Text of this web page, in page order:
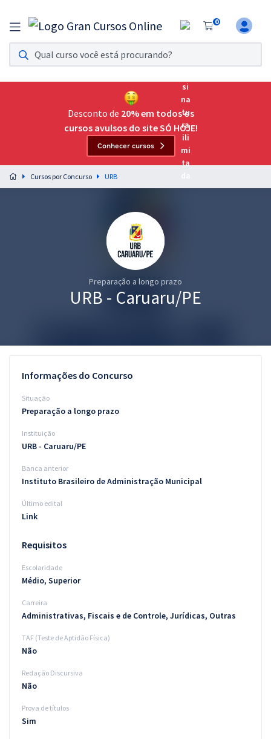
0
Assinatura Ilimitada 11
Acesso a todos os cursos. Teste grátis por 7 dias!
Assinatura OAB Até Passar
Acesso ilimitado a toda preparação para o Exame da
Preparação completa e intensiva para as principais
residências em saúde do Brasil
Questões grátis
Blog
Aprovados
Atendimento
Desconto de 20% em todos os
cursos avulsos do site SÓ HOJE!
Conhecer cursos
Cursos por Concurso URB
Preparação a longo prazo
URB - Caruaru/PE
Informações do Concurso
Situação
Preparação a longo prazo
Instituição
URB - Caruaru/PE
Banca anterior
Instituto Brasileiro de Administração Municipal
Último edital
Link
Requisitos
Escolaridade
Médio, Superior
Carreira
Administrativas, Fiscais e de Controle, Jurídicas, Outras
TAF (Teste de Aptidão Física)
Não
Redação Discursiva
Não
Prova de títulos
Sim